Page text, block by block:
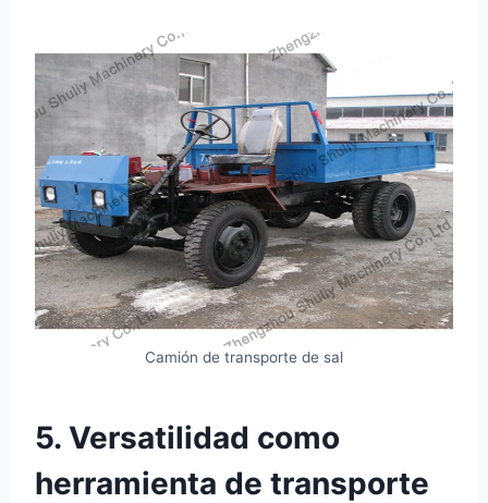
Camión de transporte de sal
5. Versatilidad como
herramienta de transporte